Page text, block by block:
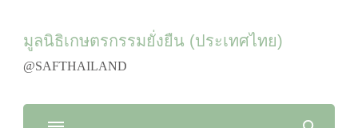
มูลนิธิเกษตรกรรมยั่งยืน (ประเทศไทย)
@SAFTHAILAND